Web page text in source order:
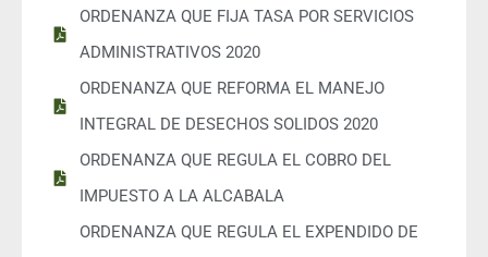
ORDENANZA QUE FIJA TASA POR SERVICIOS
ADMINISTRATIVOS 2020
ORDENANZA QUE REFORMA EL MANEJO
INTEGRAL DE DESECHOS SOLIDOS 2020
ORDENANZA QUE REGULA EL COBRO DEL
IMPUESTO A LA ALCABALA
ORDENANZA QUE REGULA EL EXPENDIDO DE